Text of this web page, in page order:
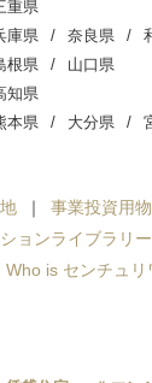
重県
庫県 奈良県
根県 山口県
知県
本県 大分県
事業投資用
ョンライブラリー
Who is センチュリ